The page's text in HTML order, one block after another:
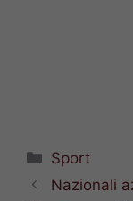
Categorie
Sport
Nazionali